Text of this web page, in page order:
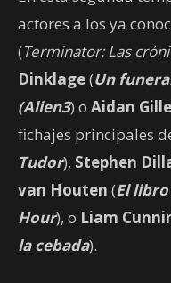
actores a los ya
(Terminator: Las
Dinklage(Un
(Alien3) o Aidan
fichajes principales
Tudor), Stephen
van Houten (El
Hour), o Liam
la cebada).